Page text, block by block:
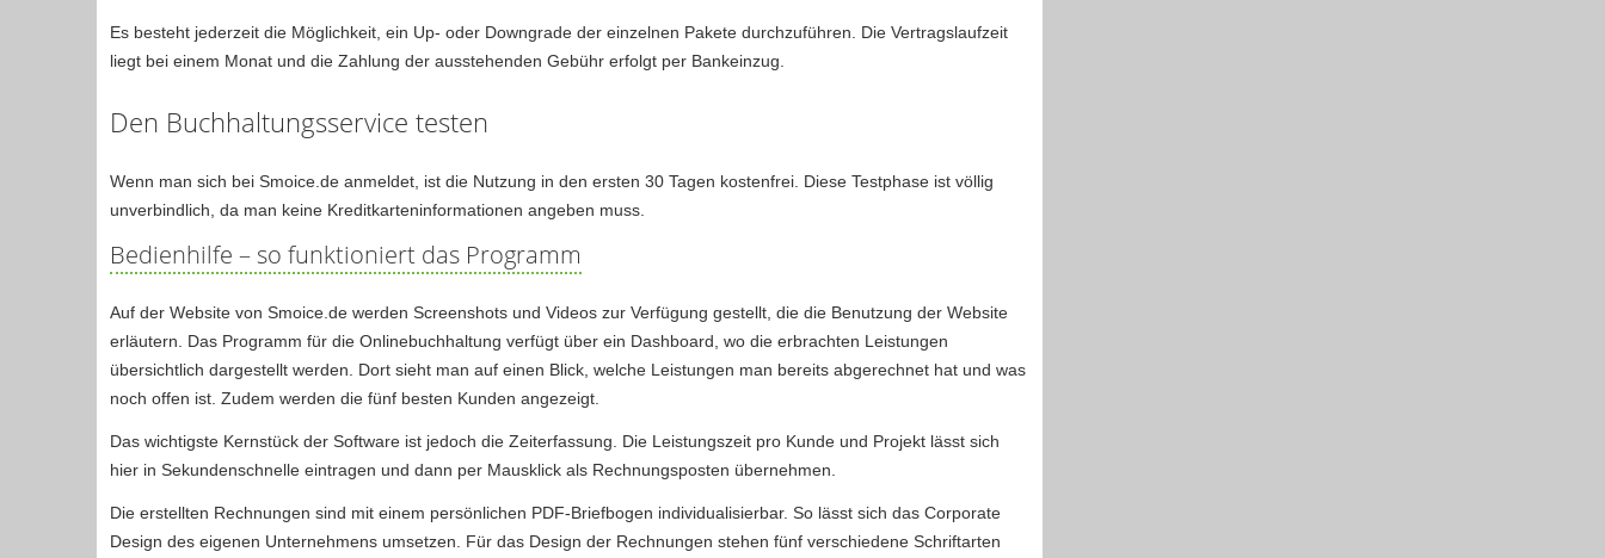
Es besteht jederzeit die Möglichkeit, ein Up- oder Downgrade der einzelnen Pakete durchzuführen. Die Vertragslaufzeit
liegt bei einem Monat und die Zahlung der ausstehenden Gebühr erfolgt per Bankeinzug.
Den Buchhaltungsservice testen
Wenn man sich bei Smoice.de anmeldet, ist die Nutzung in den ersten 30 Tagen kostenfrei. Diese Testphase ist völlig
unverbindlich, da man keine Kreditkarteninformationen angeben muss.
Bedienhilfe – so funktioniert das Programm
Auf der Website von Smoice.de werden Screenshots und Videos zur Verfügung gestellt, die die Benutzung der Website
erläutern. Das Programm für die Onlinebuchhaltung verfügt über ein Dashboard, wo die erbrachten Leistungen
übersichtlich dargestellt werden. Dort sieht man auf einen Blick, welche Leistungen man bereits abgerechnet hat und was
noch offen ist. Zudem werden die fünf besten Kunden angezeigt.
Das wichtigste Kernstück der Software ist jedoch die Zeiterfassung. Die Leistungszeit pro Kunde und Projekt lässt sich
hier in Sekundenschnelle eintragen und dann per Mausklick als Rechnungsposten übernehmen.
Die erstellten Rechnungen sind mit einem persönlichen PDF-Briefbogen individualisierbar. So lässt sich das Corporate
Design des eigenen Unternehmens umsetzen. Für das Design der Rechnungen stehen fünf verschiedene Schriftarten